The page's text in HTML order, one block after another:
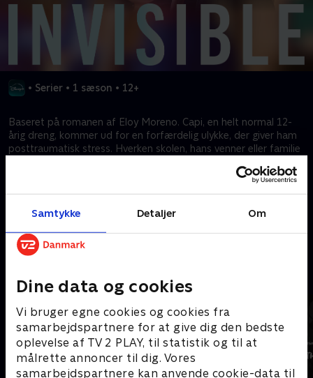
Samtykke Detaljer Om
Dine data og cookies
Vi bruger egne cookies og cookies fra
samarbejdspartnere for at give dig den bedste
oplevelse af TV 2 PLAY, til statistik og til at
målrette annoncer til dig. Vores
samarbejdspartnere kan anvende cookie-data til
• Serier • 1 sæson • 12+
Baseret på romanen af Eloy Moreno. Capi, en helt normal 12-
årig dreng, kommer ud for en forfærdelig ulykke, der giver ham
posttraumatisk stress. Hverken skolen, hans venner eller familie
ham, er fast besluttet på at grave i hans historie for at finde ud
Kræver tilkøb
Mere indhold fra Disney+